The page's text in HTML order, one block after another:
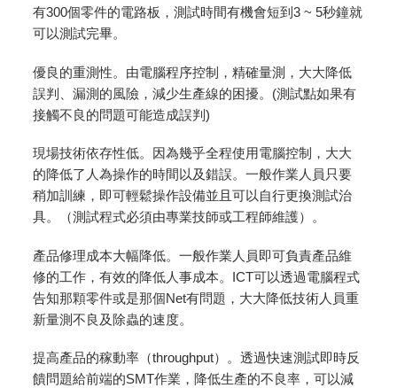
有300個零件的電路板，測試時間有機會短到3 ~ 5秒鐘就
可以測試完畢。
優良的重測性。由電腦程序控制，精確量測，大大降低
誤判、漏測的風險，減少生產線的困擾。(測試點如果有
接觸不良的問題可能造成誤判)
現場技術依存性低。因為幾乎全程使用電腦控制，大大
的降低了人為操作的時間以及錯誤。一般作業人員只要
稍加訓練，即可輕鬆操作設備並且可以自行更換測試治
具。（測試程式必須由專業技師或工程師維護）。
產品修理成本大幅降低。一般作業人員即可負責產品維
修的工作，有效的降低人事成本。ICT可以透過電腦程式
告知那顆零件或是那個Net有問題，大大降低技術人員重
新量測不良及除蟲的速度。
提高產品的稼動率（throughput）。透過快速測試即時反
饋問題給前端的SMT作業，降低生產的不良率，可以減